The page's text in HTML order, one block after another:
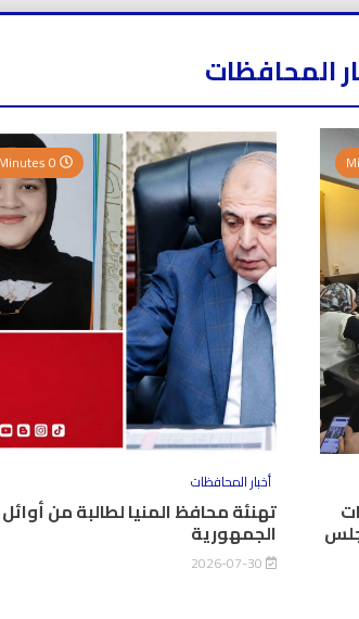
المحافظات
أخبار المحافظات
تهنئة محافظ المنيا لطالبة من أوائل
الجمهورية